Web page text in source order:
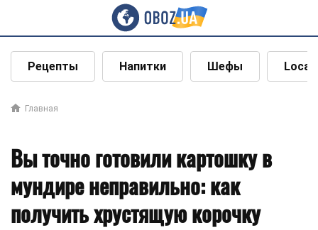
Рецепты Напитки Шефы Local
Главная
Вы точно готовили картошку в
мундире неправильно: как
получить хрустящую корочку